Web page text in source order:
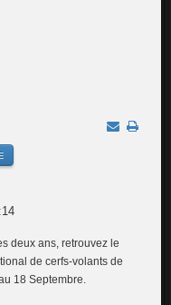
deux ans, retrouvez le
de cerfs-volants de
18 Septembre.